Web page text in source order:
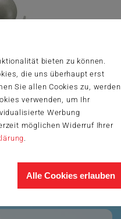
bieten zu können.
die uns überhaupt erst
Sie allen Cookies zu, werden
verwenden, um Ihr
Werbung
möglichen Widerruf Ihrer
Alle Cookies erlauben